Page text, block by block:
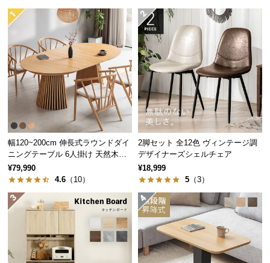
送
に
つ
い
て
型
商
品
の
配
送
に
い
幅120~200cm 伸長式ラウンドダイ
ニングテーブル 6人掛け 天然木突
板 美しい格子デザイン
¥79,990
4.6 （10）
2脚セット 全12色 ヴィンテージ調
デザイナーズシェルチェア
¥18,999
5 （3）